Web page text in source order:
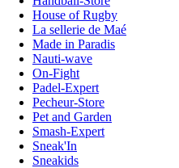
House of Rugby
La sellerie de Maé
Made in Paradis
Nauti-wave
On-Fight
Padel-Expert
Pecheur-Store
Pet and Garden
Smash-Expert
Sneak'In
Sneakids